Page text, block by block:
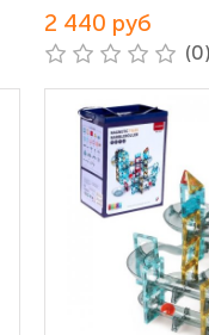
2 440 руб